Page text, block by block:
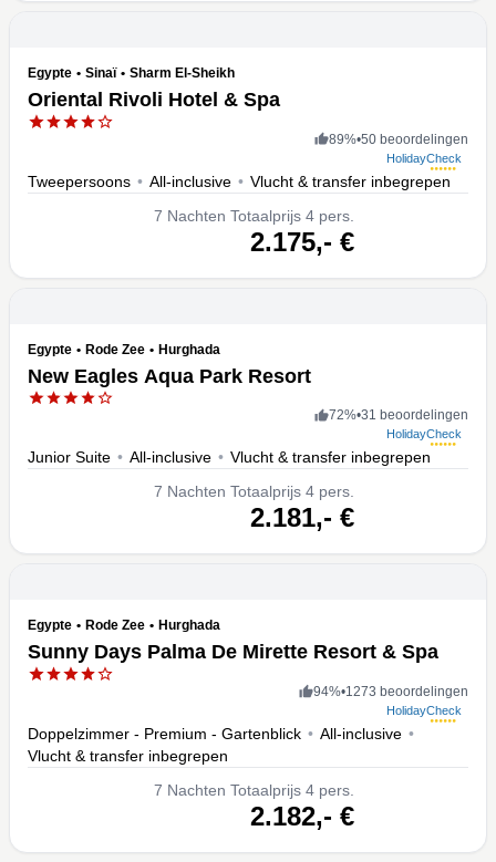
Egypte • Sinaï • Sharm El-Sheikh
Oriental Rivoli Hotel & Spa
89%•50 beoordelingen
HolidayCheck
Tweepersoons • All-inclusive • Vlucht & transfer inbegrepen
7 Nachten Totaalprijs 4 pers.
2.175,- €
Egypte • Rode Zee • Hurghada
New Eagles Aqua Park Resort
72%•31 beoordelingen
HolidayCheck
Junior Suite • All-inclusive • Vlucht & transfer inbegrepen
7 Nachten Totaalprijs 4 pers.
2.181,- €
Egypte • Rode Zee • Hurghada
Sunny Days Palma De Mirette Resort & Spa
94%•1273 beoordelingen
HolidayCheck
Doppelzimmer - Premium - Gartenblick • All-inclusive •
Vlucht & transfer inbegrepen
7 Nachten Totaalprijs 4 pers.
2.182,- €